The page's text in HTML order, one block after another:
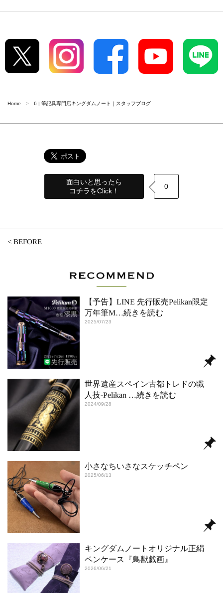
Home 6 | 筆記具専門店キングダムノート｜スタッフブログ
面白いと思ったら
コチラをClick！
0
<BEFORE
【予告】LINE 先行販売Pelikan限定
万年筆M…続きを読む
2025/07/23
世界遺産スペイン古都トレドの職
人技-Pelikan …続きを読む
2024/09/28
小さなちいさなスケッチペン
2025/06/13
キングダムノートオリジナル正絹
ペンケース『鳥獣戯画』
2026/06/21